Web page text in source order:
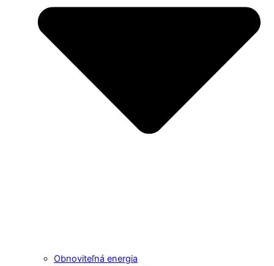
Obnoviteľná energia